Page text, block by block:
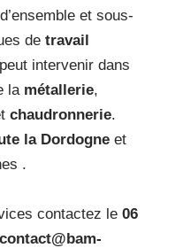
et sous-
de travail
peut intervenir dans
la métallerie,
chaudronnerie.
la Dordogneet
.
contactez le 06
contact@bam-